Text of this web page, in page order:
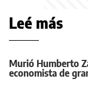
Leé más
Murió Humberto
economista de